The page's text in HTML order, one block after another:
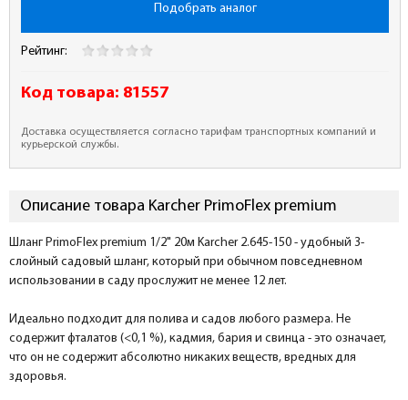
Подобрать аналог
Рейтинг:
Код товара: 81557
Доставка осуществляется согласно тарифам транспортных компаний и
курьерской службы.
Описание товара Karcher PrimoFlex premium
Шланг PrimoFlex premium 1/2" 20м Karcher 2.645-150 - удобный 3-
слойный садовый шланг, который при обычном повседневном
использовании в саду прослужит не менее 12 лет.
Идеально подходит для полива и садов любого размера. Не
содержит фталатов (<0,1 %), кадмия, бария и свинца - это означает,
что он не содержит абсолютно никаких веществ, вредных для
здоровья.